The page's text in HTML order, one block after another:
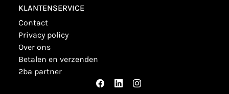
KLANTENSERVICE
contact
privacy policy
over ons
betalen en verzenden
2ba partner